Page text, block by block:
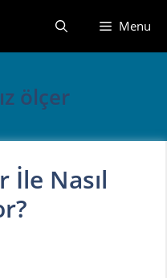
Menu
ölçer
İle Nasıl